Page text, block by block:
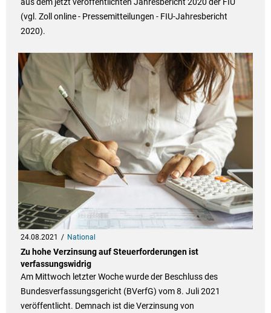
aus dem jetzt veröffentlichten Jahresbericht 2020 der FIU
(vgl. Zoll online - Pressemitteilungen - FIU-Jahresbericht
2020).
24.08.2021 National
Zu hohe Verzinsung auf Steuerforderungen ist
verfassungswidrig
Am Mittwoch letzter Woche wurde der Beschluss des
Bundesverfassungsgericht (BVerfG) vom 8. Juli 2021
veröffentlicht. Demnach ist die Verzinsung von